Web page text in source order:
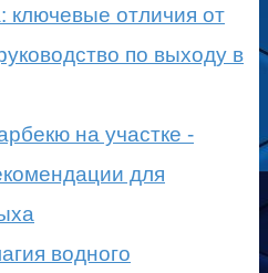
ключевые отличия от
по выходу в
на участке -
для
водного